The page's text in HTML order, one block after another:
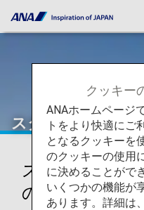
スター アライア
スター アライ
の航空会社ネ
クッキー
ANAホームページ
トをより快適にご
となるクッキーを
のクッキーの使用
に決めることがで
いくつかの機能が
あります。詳細は、